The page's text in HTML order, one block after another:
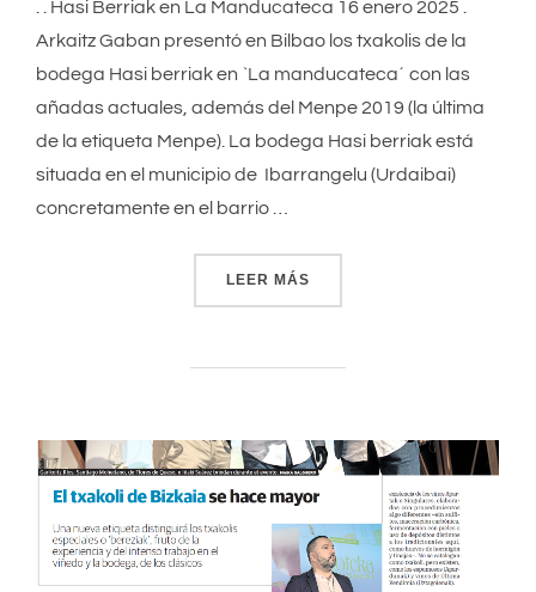
. . Hasi Berriak en La Manducateca 16 enero 2025 .
Arkaitz Gaban presentó en Bilbao los txakolis de la
bodega Hasi berriak en `La manducateca´ con las
añadas actuales, además del Menpe 2019 (la última
de la etiqueta Menpe). La bodega Hasi berriak está
situada en el municipio de Ibarrangelu (Urdaibai)
concretamente en el barrio …
LEER MÁS